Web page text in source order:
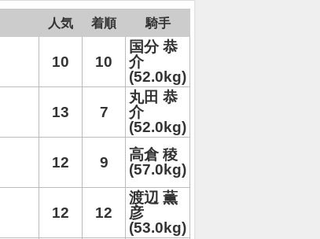
人気 着順 騎手
10 10
国分 恭
介
(52.0kg)
13 7
丸田 恭
介
(52.0kg)
12 9
高倉 稜
(57.0kg)
12 12
渡辺 薫
彦
(53.0kg)